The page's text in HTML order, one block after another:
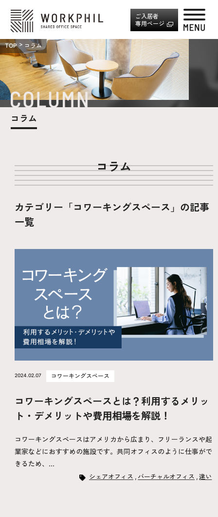
ご入居者
専用ページ
TOP コラム
コラム
コラム
カテゴリー「コワーキングスペース」の記事
一覧
2024.02.07 コワーキングスペース
コワーキングスペースとは？利用するメリッ
ト・デメリットや費用相場を解説！
コワーキングスペースはアメリカから広まり、フリーランスや起
業家などにおすすめの施設です。共同オフィスのように仕事がで
きるため、...
シェアオフィス バーチャルオフィス 違い